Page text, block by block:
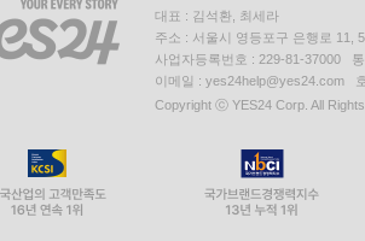
대표 : 김석환, 최세라
주소 : 서울시 영등포구 은행로 11,
사업자등록번호 : 229-81-37000
이메일 : yes24help@yes24.com
Copyright ⓒ YES24 Corp. All